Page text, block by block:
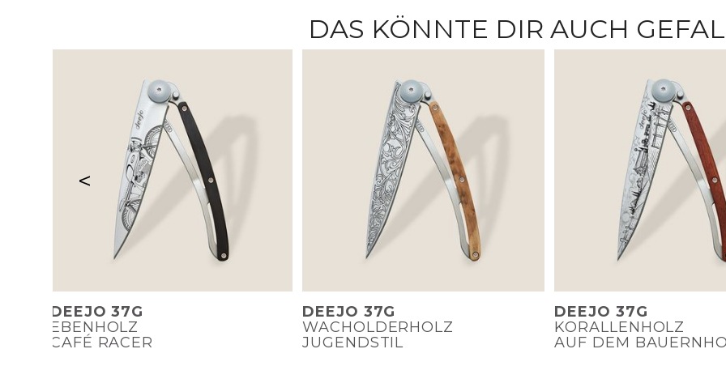
DAS KÖNNTE DIR AUCH
DEEJO 37G
EBENHOLZ
CAFÉ RACER
DEEJO 37G
WACHOLDERHOLZ
JUGENDSTIL
DEEJO 37G
KORALLENHOLZ
AUF DEM
<